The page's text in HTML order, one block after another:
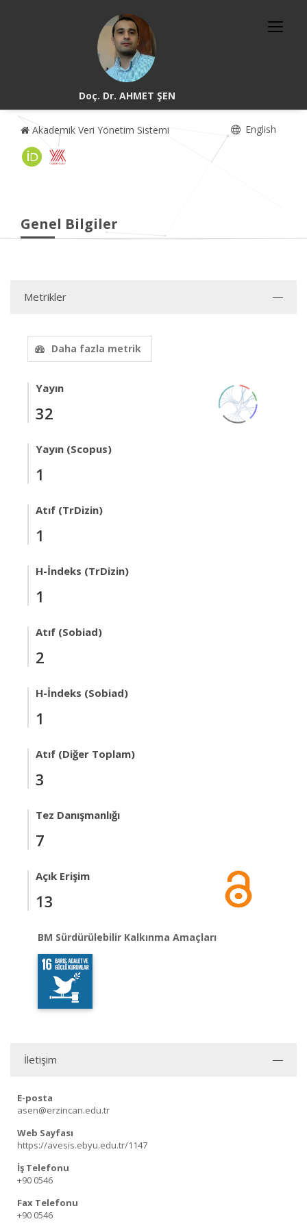
Doç. Dr. AHMET ŞEN
Akademik Veri Yönetim Sistemi English
Genel Bilgiler
Metrikler
Daha fazla metrik
Yayın
32
Yayın (Scopus)
1
Atıf (TrDizin)
1
H-İndeks (TrDizin)
1
Atıf (Sobiad)
2
H-İndeks (Sobiad)
1
Atıf (Diğer Toplam)
3
Tez Danışmanlığı
7
Açık Erişim
13
BM Sürdürülebilir Kalkınma Amaçları
İletişim
E-posta
asen@erzincan.edu.tr
Web Sayfası
https://avesis.ebyu.edu.tr/1147
İş Telefonu
+90 0546
Fax Telefonu
+90 0546